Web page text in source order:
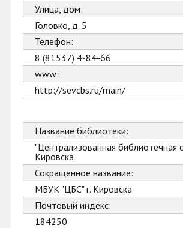
Улица, дом:
Головко, д. 5
Телефон:
8 (81537) 4-84-66
www:
http://sevcbs.ru/main/
Название библиотеки:
"Централизованная библиотечная
Кировска
Сокращенное название:
МБУК "ЦБС" г. Кировска
Почтовый индекс:
184250